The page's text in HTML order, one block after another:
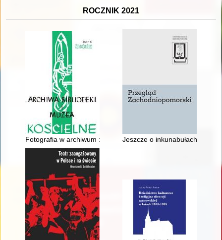
ROCZNIK 2021
Fotografia w archiwum : identyfikacja-zabezpieczanie-
Jeszcze o inkunabułach